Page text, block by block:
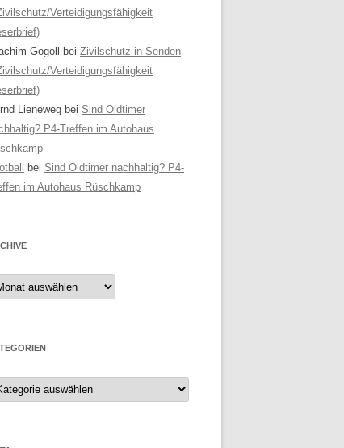
Verteidigungsfähigkeit
Gogoll
bei Zivilschutz in Senden
Verteidigungsfähigkeit
Lieneweg bei Sind Oldtimer
P4-Treffen im Autohaus
bei Sind Oldtimer nachhaltig? P4-
im Autohaus Rüschkamp